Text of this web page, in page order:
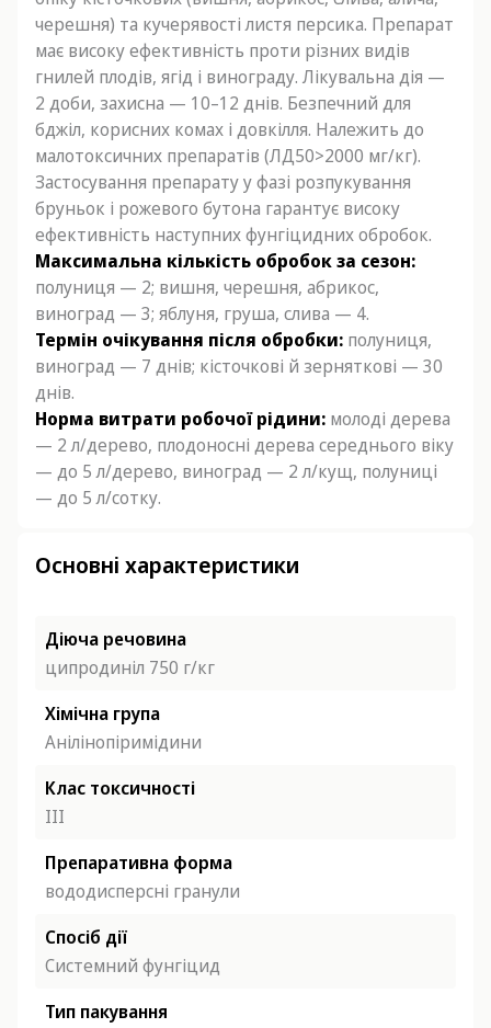
черешня) та кучерявості листя персика. Препарат
має високу ефективність проти різних видів
гнилей плодів, ягід і винограду. Лікувальна дія —
2 доби, захисна — 10–12 днів. Безпечний для
бджіл, корисних комах і довкілля. Належить до
малотоксичних препаратів (ЛД50>2000 мг/кг).
Застосування препарату у фазі розпукування
бруньок і рожевого бутона гарантує високу
ефективність наступних фунгіцидних обробок.
Максимальна кількість обробок за сезон:
полуниця — 2; вишня, черешня, абрикос,
виноград — 3; яблуня, груша, слива — 4.
Термін очікування після обробки: полуниця,
виноград — 7 днів; кісточкові й зерняткові — 30
днів.
Норма витрати робочої рідини: молоді дерева
— 2 л/дерево, плодоносні дерева середнього віку
— до 5 л/дерево, виноград — 2 л/кущ, полуниці
— до 5 л/сотку.
Основні характеристики
Діюча речовина
ципродиніл 750 г/кг
Хімічна група
Анілінопіримідини
Клас токсичності
ІІІ
Препаративна форма
вододисперсні гранули
Спосіб дії
Системний фунгіцид
Тип пакування